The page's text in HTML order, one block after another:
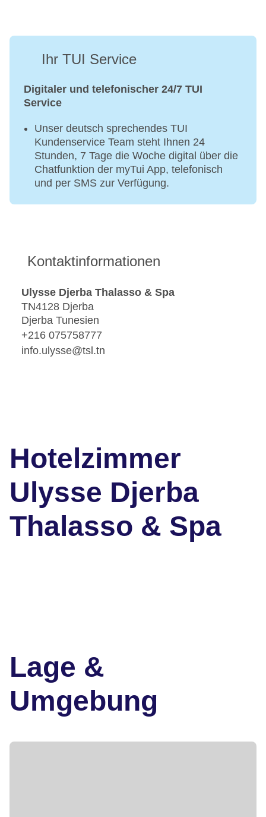
Ihr TUI Service
Digitaler und telefonischer 24/7 TUI
Service
Unser deutsch sprechendes TUI
Kundenservice Team steht Ihnen 24
Stunden, 7 Tage die Woche digital über die
Chatfunktion der myTui App, telefonisch
und per SMS zur Verfügung.
Kontaktinformationen
Ulysse Djerba Thalasso & Spa
TN4128 Djerba
Djerba Tunesien
+216 075758777
info.ulysse@tsl.tn
Hotelzimmer
Ulysse Djerba
Thalasso & Spa
Lage &
Umgebung